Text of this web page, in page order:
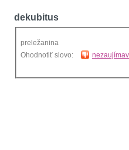
dekubitus
preležanina
Ohodnotiť slovo: